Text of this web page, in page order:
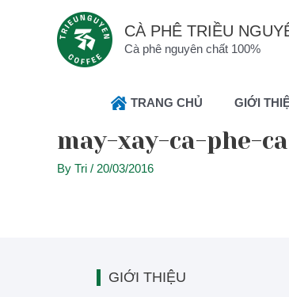
CÀ PHÊ TRIỀU
Cà phê nguyên chất 100%
TRANG CHỦ GIỚI
may-xay-ca-phe-
By Tri / 20/03/2016
GIỚI THIỆU